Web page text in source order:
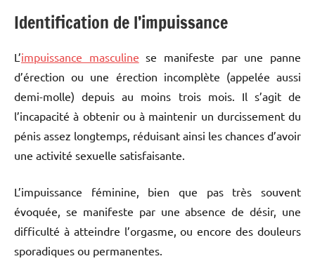
Identification de l’impuissance
L’impuissance masculine se manifeste par une panne
d’érection ou une érection incomplète (appelée aussi
demi-molle) depuis au moins trois mois. Il s’agit de
l’incapacité à obtenir ou à maintenir un durcissement du
pénis assez longtemps, réduisant ainsi les chances d’avoir
une activité sexuelle satisfaisante.
L’impuissance féminine, bien que pas très souvent
évoquée, se manifeste par une absence de désir, une
difficulté à atteindre l’orgasme, ou encore des douleurs
sporadiques ou permanentes.